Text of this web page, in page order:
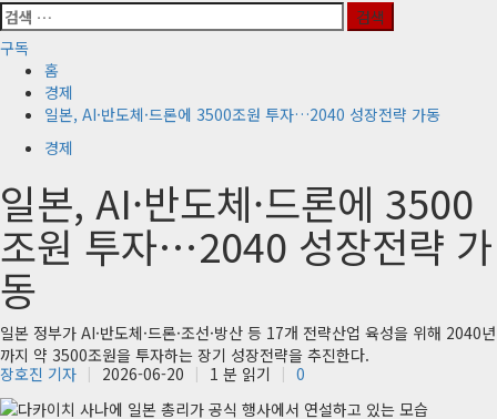
검
색:
구독
홈
경제
일본, AI·반도체·드론에 3500조원 투자…2040 성장전략 가동
경제
일본, AI·반도체·드론에 3500
조원 투자…2040 성장전략 가
동
일본 정부가 AI·반도체·드론·조선·방산 등 17개 전략산업 육성을 위해 2040년
까지 약 3500조원을 투자하는 장기 성장전략을 추진한다.
장호진 기자
2026-06-20 1 분 읽기 0